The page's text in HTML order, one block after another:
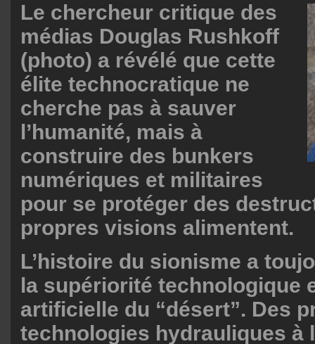
Le chercheur critique des
médias Douglas Rushkoff
(photo) a révélé que cette
élite technocratique ne
cherche pas à sauver
l’humanité, mais à
construire des bunkers
numériques et militaires
pour se protéger des
propres visions alimentent.
L’histoire du sionisme a
la supériorité technologique
artificielle du “désert”. Des
technologies hydrauliques à